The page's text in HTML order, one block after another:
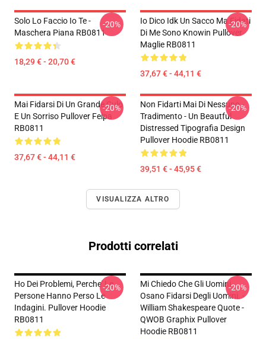
Solo Lo Faccio Io Te -
Maschera Piana RB0811
18,29 € - 20,70 €
-20%
Io Dico Idk Un Sacco Ma Fidati
Di Me Sono Knowin Pullover
Maglie RB0811
37,67 € - 44,11 €
-20%
Mai Fidarsi Di Un Grande Culo
E Un Sorriso Pullover Felpa
RB0811
37,67 € - 44,11 €
-20%
Non Fidarti Mai Di Nessuno -
Tradimento - Un Beautful
Distressed Tipografia Design
Pullover Hoodie RB0811
39,51 € - 45,95 €
-20%
VISUALIZZA ALTRO
Prodotti correlati
Ho Dei Problemi, Perche' Le
Persone Hanno Perso Le
Indagini. Pullover Hoodie
RB0811
-20%
Mi Chiedo Che Gli Uomini
Osano Fidarsi Degli Uomini. -
William Shakespeare Quote -
QWOB Graphix Pullover
Hoodie RB0811
-20%